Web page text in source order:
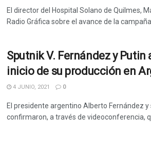
El director del Hospital Solano de Quilmes,
Radio Gráfica sobre el avance de la campaña
Sputnik V. Fernández y Putin
inicio de su producción en
4 JUNIO, 2021 0
El presidente argentino Alberto Fernández
confirmaron, a través de videoconferencia,